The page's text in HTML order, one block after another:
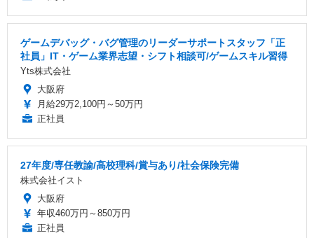
ゲームデバッグ・バグ管理のリーダーサポートスタッフ「正
社員」IT・ゲーム業界志望・シフト相談可/ゲームスキル習得
Yts株式会社
大阪府
月給29万2,100円～50万円
正社員
27年度/専任教諭/高校理科/賞与あり/社会保険完備
株式会社イスト
大阪府
年収460万円～850万円
正社員